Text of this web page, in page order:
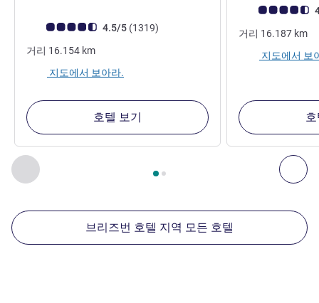
이전 - 주변에 있는 다른 시설 다
2/ 페이지 , 주변에 있는 다른 시설 1 :, 주변에 있는 다른 시
고객 평점 (ALL 평가)
4.5/5 (1319리뷰
)
거리 16.154 km
지도에서 보아라.
호텔 보기
고객 평점 (ALL 평
거리 16.187 km
지도에서 보
브리즈번 호텔 지역 모든 호텔